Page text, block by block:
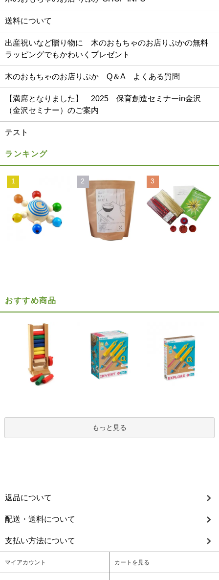
送料について
出産祝いなど贈り物に 木のおもちゃのお店りぷかの無料
ラッピングでもかわいくプレゼント
木のおもちゃのお店りぷか Q＆A よくある質問
【満席となりました】 2025 保育創造セミナーin金沢
（金沢セミナー）のご案内
テスト
ランキング
1 2 3
おすすめ商品
もっと見る
返品について
配送・送料について
支払い方法について
マイアカウント カートを見る